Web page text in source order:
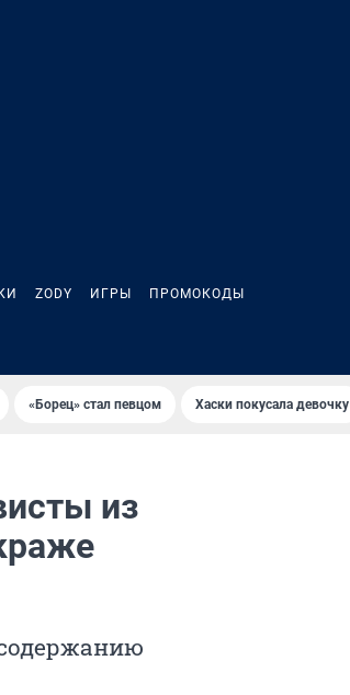
ZODY ИГРЫ ПРОМОКОДЫ
«Борец» стал певцом Хаски покусала девочку
из